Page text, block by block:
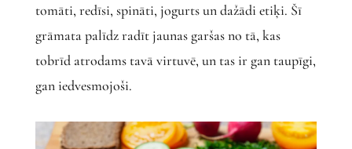
tomāti, redīsi, spināti, jogurts un dažādi etiķi. Šī
grāmata palīdz radīt jaunas garšas no tā, kas
tobrīd atrodams tavā virtuvē, un tas ir gan taupīgi,
gan iedvesmojoši.